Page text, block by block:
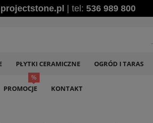
| tel: 536 989 800
PŁYTKI CERAMICZNE OGRÓD I TARAS
PROMOCJE KONTAKT